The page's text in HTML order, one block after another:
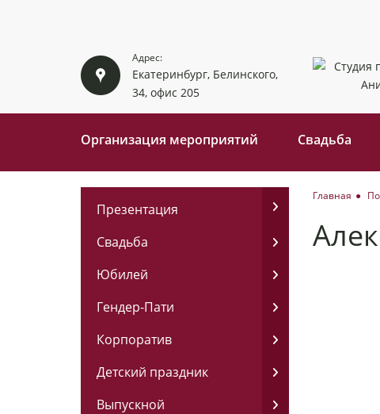
Адрес:
Екатеринбург, Белинского,
34, офис 205
Организация мероприятий Свадьба
Презентация
Свадьба
Юбилей
Гендер-Пати
Корпоратив
Детский праздник
Выпускной
Главная